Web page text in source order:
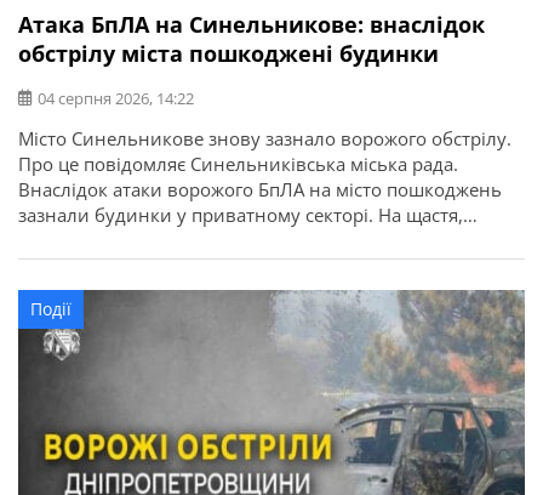
Атака БпЛА на Синельникове: внаслідок
обстрілу міста пошкоджені будинки
04 серпня 2026, 14:22
Місто Синельникове знову зазнало ворожого обстрілу.
Про це повідомляє Синельниківська міська рада.
Внаслідок атаки ворожого БпЛА на місто пошкоджень
зазнали будинки у приватному секторі. На щастя,
встановлення факту пошкодження нерухомого майна
громадянам необхідно подати інформаційне
повідомлення через мобільний додаток Порталу Дія у
розділі «Послуги» – єВідновлення – Повідомити про
пошкоджене […]
Події